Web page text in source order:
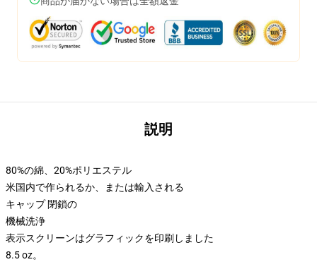
説明
80%の綿、20%ポリエステル
米国内で作られるか、または輸入される
キャップ 閉鎖の
機械洗浄
表示スクリーンはグラフィックを印刷しました
8.5 oz。